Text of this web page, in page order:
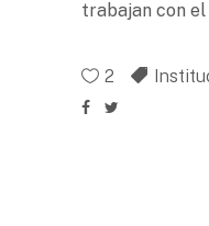
trabajan con
2